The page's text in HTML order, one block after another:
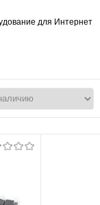
для Интернет